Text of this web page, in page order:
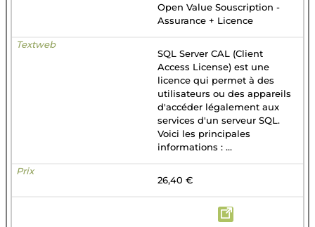
Open Value Souscription -
Assurance + Licence
SQL Server CAL (Client
Access License) est une
licence qui permet à des
utilisateurs ou des appareils
d'accéder légalement aux
services d'un serveur SQL.
Voici les principales
informations : ...
26,40 €